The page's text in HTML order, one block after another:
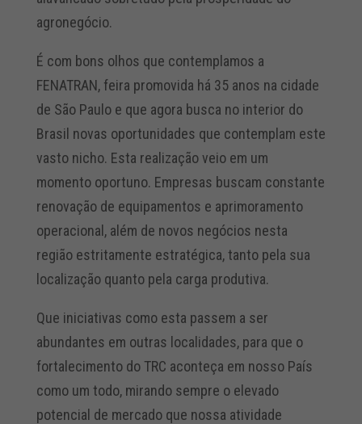
agronegócio.
É com bons olhos que contemplamos a
FENATRAN, feira promovida há 35 anos na cidade
de São Paulo e que agora busca no interior do
Brasil novas oportunidades que contemplam este
vasto nicho. Esta realização veio em um
momento oportuno. Empresas buscam constante
renovação de equipamentos e aprimoramento
operacional, além de novos negócios nesta
região estritamente estratégica, tanto pela sua
localização quanto pela carga produtiva.
Que iniciativas como esta passem a ser
abundantes em outras localidades, para que o
fortalecimento do TRC aconteça em nosso País
como um todo, mirando sempre o elevado
potencial de mercado que nossa atividade